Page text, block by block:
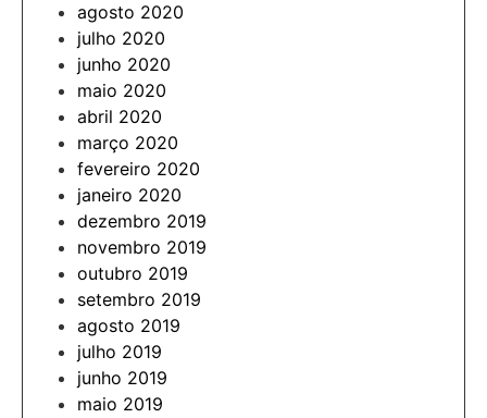
agosto 2020
julho 2020
junho 2020
maio 2020
abril 2020
março 2020
fevereiro 2020
janeiro 2020
dezembro 2019
novembro 2019
outubro 2019
setembro 2019
agosto 2019
julho 2019
junho 2019
maio 2019